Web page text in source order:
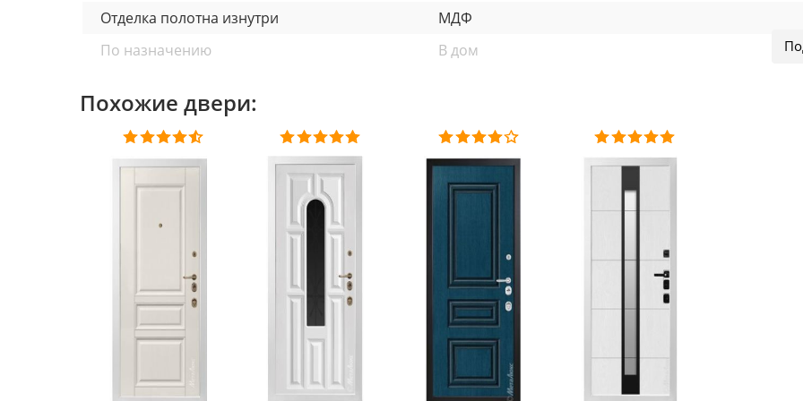
Отделка полотна изнутри
МДФ
По назначению
В дом
Отделка полотна снаружи
Общие характеристики
Установка: Квартира/ Улица
Толщина полотна: 104 мм
Покрытие : краска "Муар", цвет белый/ краска "Шагрень", цвет белый (выбор по таблице)
Толщина металла полотна: 1,5 мм
Толщина металла короба: 1,8 мм
Дверь наружного открывания
Отделка снаружи: ArtWood panel 16 мм цвет "Тик", патина ( цвет на выбор) стеклопакет (пескоструй),
Отделка внутри: ArtWood panel 16 мм цвет "Дуб полярный", патина (цвет на выбор)/ Панель МДФ 16 мм
Похожие двери: